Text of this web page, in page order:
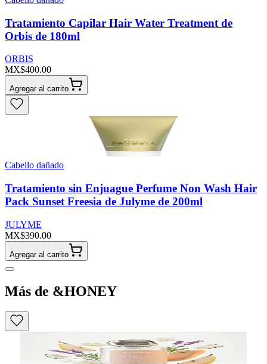
Tratamiento Capilar Hair Water Treatment de
Orbis de 180ml
ORBIS
MX$400.00
Agregar al carrito
Cabello dañado
Tratamiento sin Enjuague Perfume Non Wash Hair
Pack Sunset Freesia de Julyme de 200ml
JULYME
MX$390.00
Agregar al carrito
Más de &HONEY